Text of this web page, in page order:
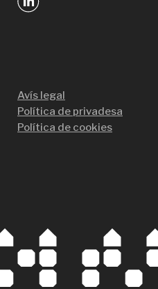
Avís legal
Política de privadesa
Política de cookies